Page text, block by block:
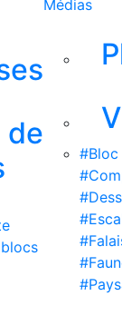
de
Médias
#Bloc